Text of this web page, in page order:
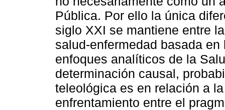
Pública. Por ello la única
siglo XXI se mantiene entre
salud-enfermedad basada
enfoques analíticos de la
determinación causal,
teleológica es en relación a
enfrentamiento entre el